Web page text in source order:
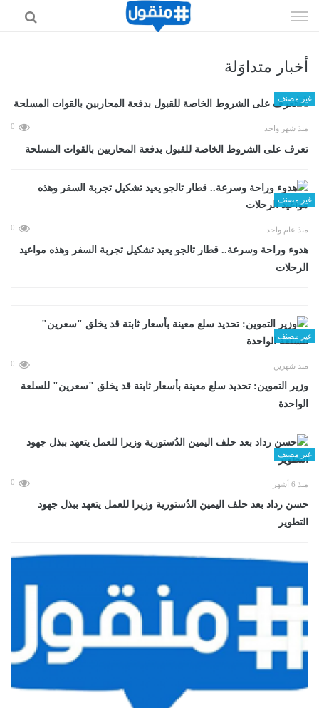
الى
أخبار متداوَلة
غير مصنف
منذ شهر واحد 0
تعرف على الشروط الخاصة للقبول بدفعة المحاربين بالقوات المسلحة
غير مصنف
منذ عام واحد 0
هدوء وراحة وسرعة.. قطار تالجو يعيد تشكيل تجربة السفر وهذه مواعيد
الرحلات
غير مصنف
منذ شهرين 0
وزير التموين: تحديد سلع معينة بأسعار ثابتة قد يخلق "سعرين" للسلعة
الواحدة
غير مصنف
منذ 6 أشهر 0
حسن رداد بعد حلف اليمين الدُستورية وزيرا للعمل يتعهد ببذل جهود
التطوير